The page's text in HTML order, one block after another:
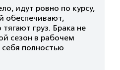
идут ровно по курсу,
обеспечивают,
груз. Брака не
сезон в рабочем
полностью